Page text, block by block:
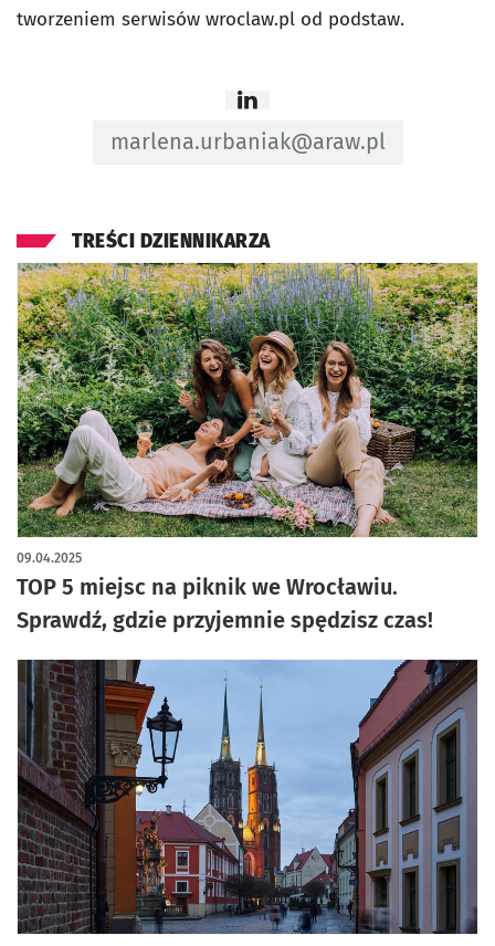
tworzeniem serwisów wroclaw.pl od podstaw.
Strona
Adres e-mail do Content manager -
marlena.urbaniak@araw.pl
TREŚCI DZIENNIKARZA
TOP 5 miejsc na piknik we Wrocławiu.
Sprawdź, gdzie przyjemnie spędzisz czas!
09.04.2025